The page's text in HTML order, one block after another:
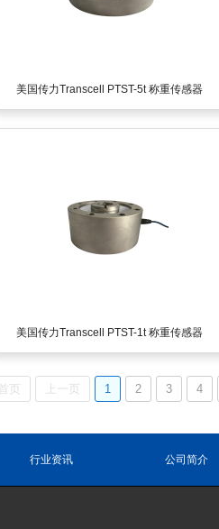
美国传力Transcell PTST-5t 称重传感器
美国传力Transcell PTST-1t 称重传感器
首页 上一页 1 2 3 4
行业资讯 公司简介